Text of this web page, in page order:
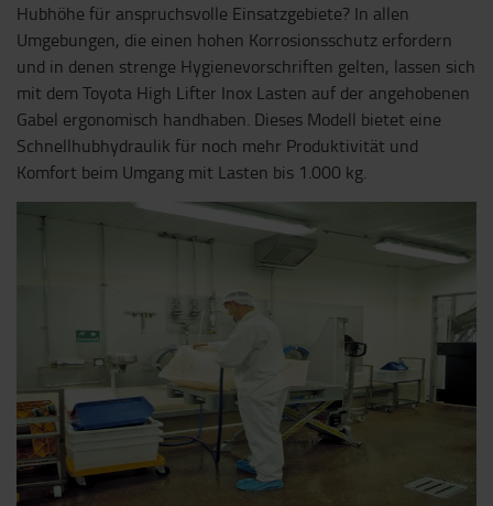
Hubhöhe für anspruchsvolle Einsatzgebiete? In allen
Umgebungen, die einen hohen Korrosionsschutz erfordern
und in denen strenge Hygienevorschriften gelten, lassen sich
mit dem Toyota High Lifter Inox Lasten auf der angehobenen
Gabel ergonomisch handhaben. Dieses Modell bietet eine
Schnellhubhydraulik für noch mehr Produktivität und
Komfort beim Umgang mit Lasten bis 1.000 kg.